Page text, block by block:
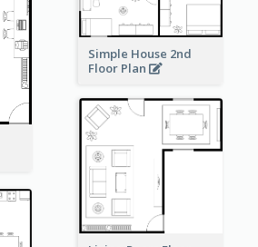
Simple House 2nd
Floor Plan